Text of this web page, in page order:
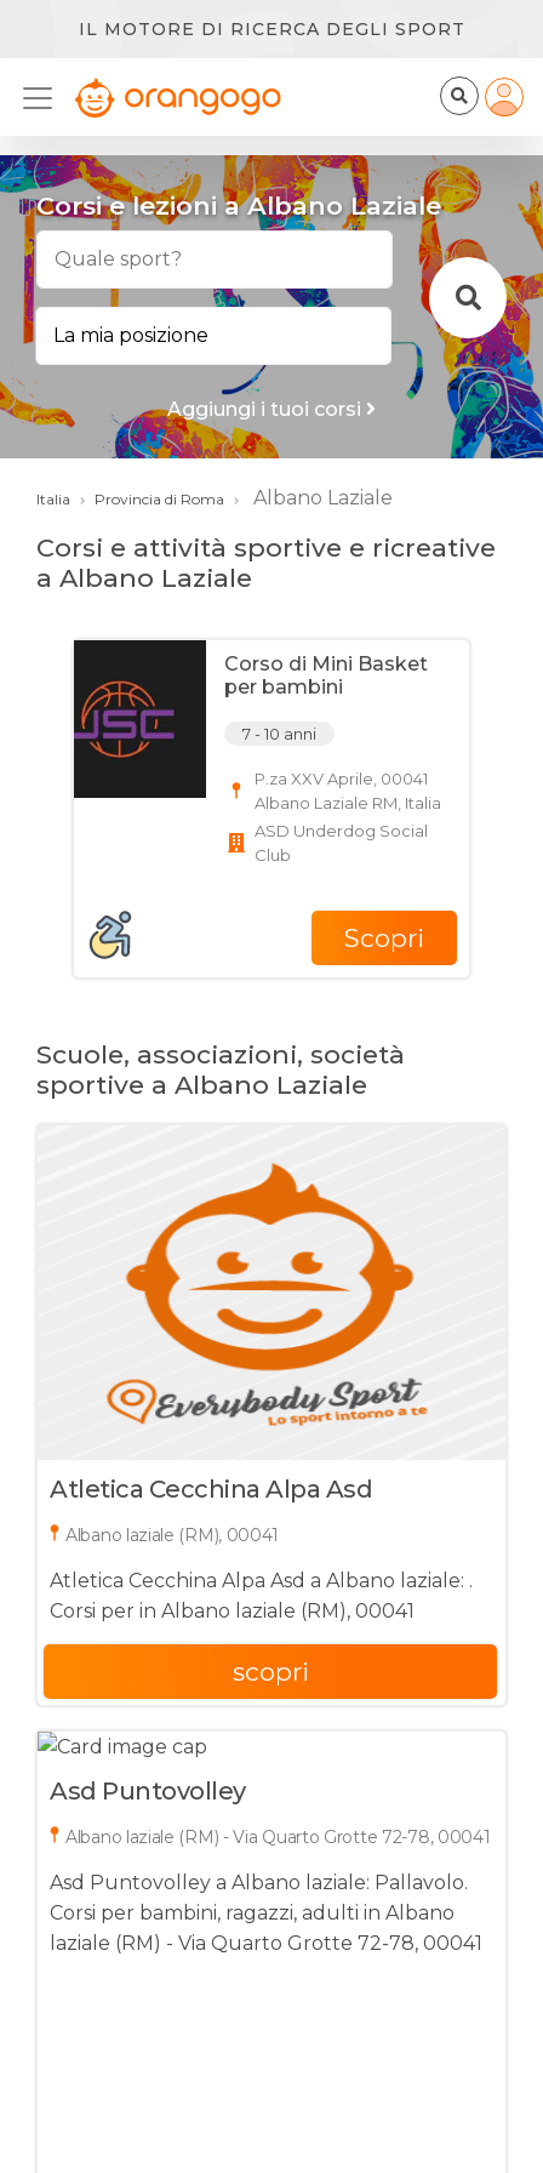
IL MOTORE DI RICERCA DEGLI SPORT
Corsi e lezioni a Albano Laziale
Aggiungi i tuoi corsi
Italia Provincia di Roma Albano Laziale
Corsi e attività sportive e ricreative
a Albano Laziale
Corso di Mini Basket
per bambini
7 - 10 anni
P.za XXV Aprile, 00041
Albano Laziale RM, Italia
ASD Underdog Social
Club
Scopri
Scuole, associazioni, società
sportive a Albano Laziale
Atletica Cecchina Alpa Asd
Albano laziale (RM), 00041
Atletica Cecchina Alpa Asd a Albano laziale: .
Corsi per in Albano laziale (RM), 00041
scopri
Asd Puntovolley
Albano laziale (RM) - Via Quarto Grotte 72-78, 00041
Asd Puntovolley a Albano laziale: Pallavolo.
Corsi per bambini, ragazzi, adulti in Albano
laziale (RM) - Via Quarto Grotte 72-78, 00041